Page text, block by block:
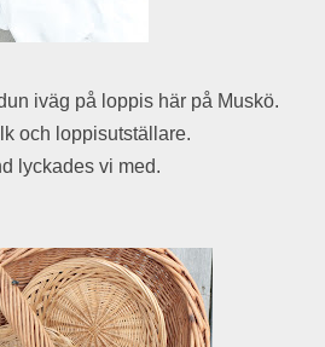
iväg på loppis här på Muskö.
och loppisutställare.
lyckades vi med.